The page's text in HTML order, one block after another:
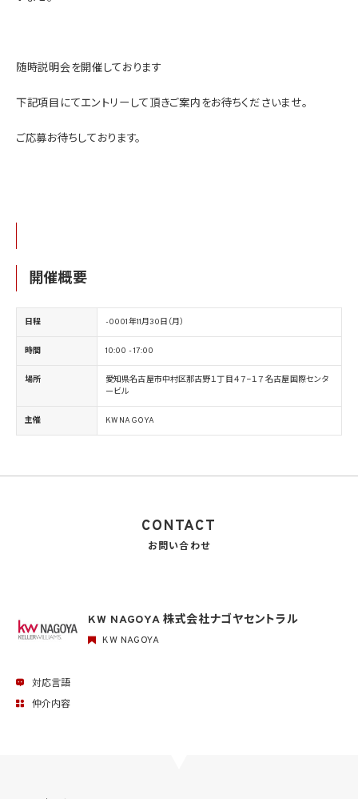
随時説明会を開催しております
下記項目にてエントリーして頂きご案内をお待ちくださいませ。
ご応募お待ちしております。
開催概要
日程 -0001年11月30日（月）
時間 10:00 - 17:00
場所
愛知県名古屋市中村区那古野１丁目４７−１７ 名古屋国際センタ
ービル
主催 KW NAGOYA
CONTACT
お問い合わせ
KW NAGOYA 株式会社ナゴヤセントラル
KW NAGOYA
対応言語
仲介内容